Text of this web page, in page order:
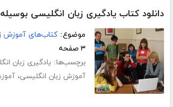
دانلود کتاب یادگیری زبان انگلیسی
موضوع:کتاب‌های آموزش
۳ صفحه
برچسب‌ها: یادگیری زبان
آموزش زبان انگلیسی،